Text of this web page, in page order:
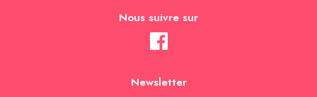
Nous suivre sur
Newsletter